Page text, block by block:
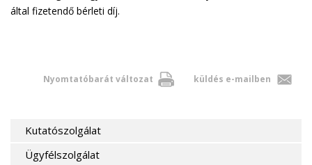
által fizetendő bérleti díj.
Nyomtatóbarát változat küldés e-mailben
Kutatószolgálat
Ügyfélszolgálat